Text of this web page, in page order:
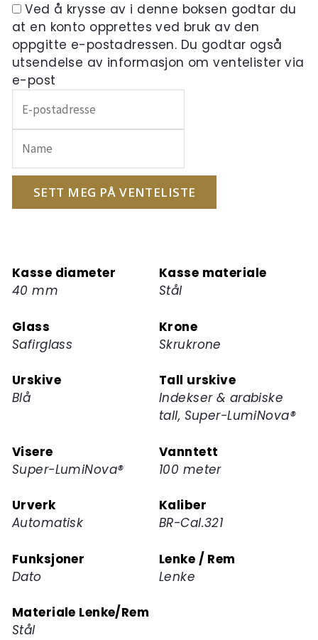
Ved å krysse av i denne boksen godtar du
at en konto opprettes ved bruk av den
oppgitte e-postadressen. Du godtar også
utsendelse av informasjon om ventelister via
e-post
inn
e-
postadressen
din
ventelisten
for
produktet
SETT MEG PÅ VENTELISTE
Kasse diameter
40 mm
Kasse materiale
Stål
Glass
Safirglass
Krone
Skrukrone
Urskive
Blå
Tall urskive
Indekser & arabiske
tall, Super-LumiNova®
Visere
Super-LumiNova®
Vanntett
100 meter
Urverk
Automatisk
Kaliber
BR-Cal.321
Funksjoner
Dato
Lenke / Rem
Lenke
Materiale Lenke/Rem
Stål